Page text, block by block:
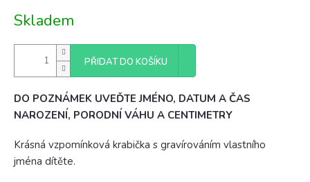
cena:
Skladem
PŘIDAT DO KOŠÍKU
DO POZNÁMEK UVEĎTE JMÉNO, DATUM A ČAS
NAROZENÍ, PORODNÍ VÁHU A CENTIMETRY
Krásná vzpomínková krabička s gravírováním vlastního
jména dítěte.